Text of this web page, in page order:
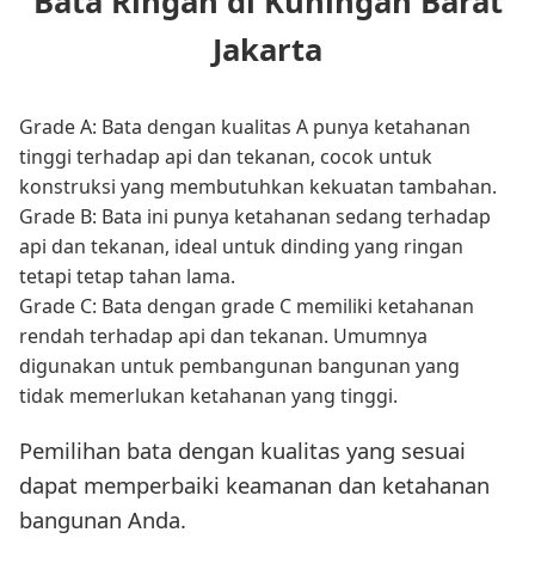
Jakarta
Grade A: Bata dengan kualitas A punya ketahanan
tinggi terhadap api dan tekanan, cocok untuk
konstruksi yang membutuhkan kekuatan tambahan.
Grade B: Bata ini punya ketahanan sedang terhadap
api dan tekanan, ideal untuk dinding yang ringan
tetapi tetap tahan lama.
Grade C: Bata dengan grade C memiliki ketahanan
rendah terhadap api dan tekanan. Umumnya
digunakan untuk pembangunan bangunan yang
tidak memerlukan ketahanan yang tinggi.
Pemilihan bata dengan kualitas yang sesuai
dapat memperbaiki keamanan dan ketahanan
bangunan Anda.